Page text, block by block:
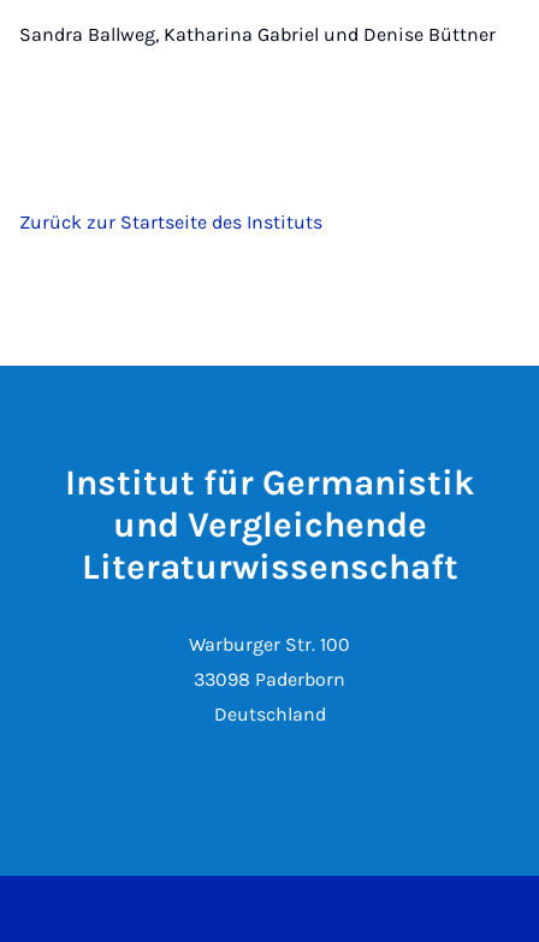
Sandra Ballweg, Katharina Gabriel und Denise Büttner
Zurück zur Startseite des Instituts
Institut für Germanistik
und Vergleichende
Literaturwissenschaft
Warburger Str. 100
33098 Paderborn
Deutschland